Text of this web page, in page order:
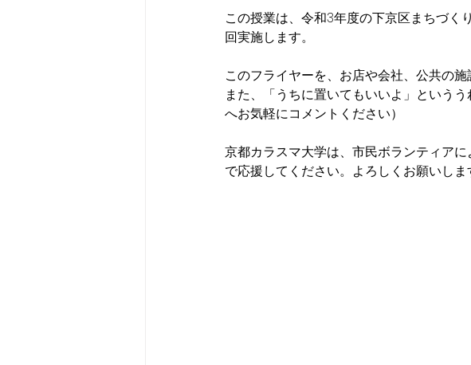
この授業は、令和3年度の下京区まちづく
回実施します。
このフライヤーを、お店や会社、公共の
また、「うちに置いてもいいよ」という
へお気軽にコメントください）
京都カラスマ大学は、市民ボランティア
で応援してください。よろしくお願いしま